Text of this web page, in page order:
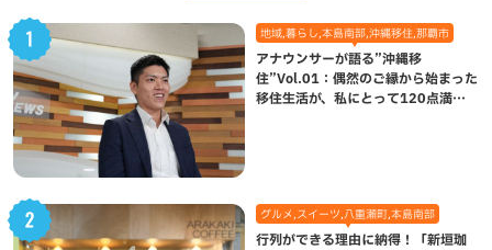
地域,暮らし,本島南部,沖縄移住,那覇市
アナウンサーが語る”沖縄移
住”Vol.01：偶然のご縁から始まった
移住生活が、私にとって120点満点
グルメ,スイーツ,八重瀬町,本島南部
行列ができる理由に納得！「新垣珈